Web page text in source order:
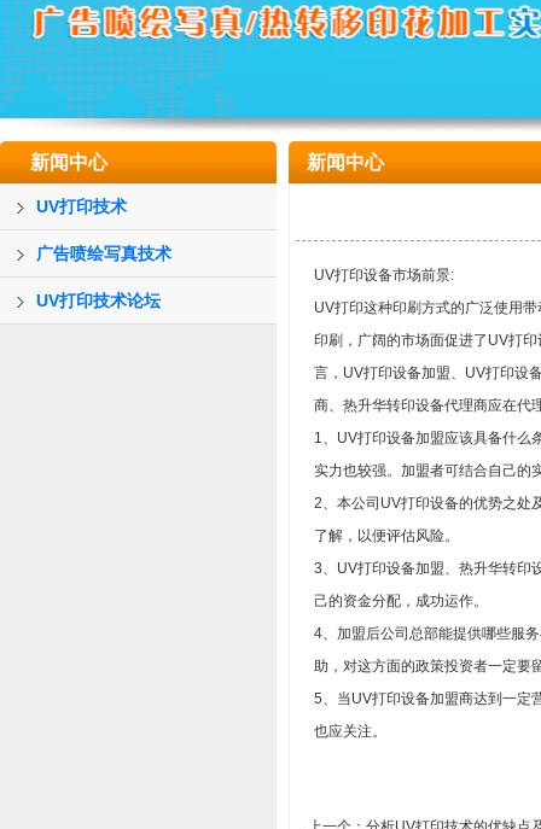
新闻中心
UV打印技术
广告喷绘写真技术
UV打印技术论坛
新闻中心
UV打印设备市场前景:
UV打印这种印刷方式的广泛使用
印刷，广阔的市场面促进了UV打
言，UV打印设备加盟、UV打印设
商、热升华转印设备代理商应在代
1、UV打印设备加盟应该具备什么
实力也较强。加盟者可结合自己的
2、本公司UV打印设备的优势之处
了解，以便评估风险。
3、UV打印设备加盟、热升华转印
己的资金分配，成功运作。
4、加盟后公司总部能提供哪些服
助，对这方面的政策投资者一定要
5、当UV打印设备加盟商达到一定
也应关注。